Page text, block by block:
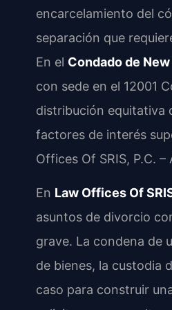
encarcelamiento del
separación que
En el Condado de
con sede en el 12001
distribución equitativa
factores de interés
Offices Of SRIS, P.C.
En Law Offices Of
asuntos de divorcio
grave. La condena de
de bienes, la custodia
caso para construir